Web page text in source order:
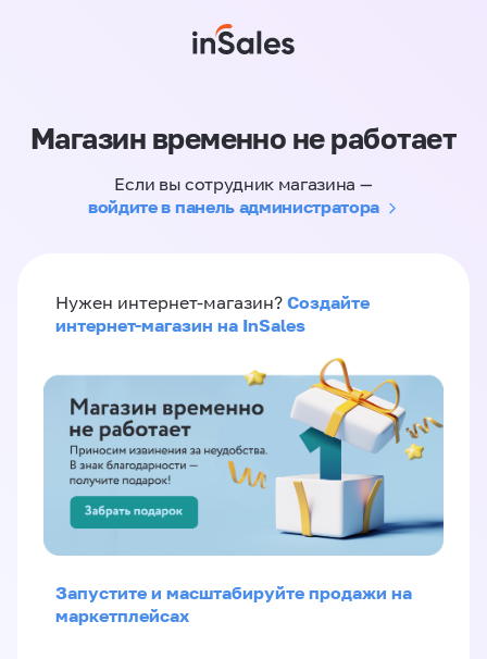
Магазин временно не работает
Если вы сотрудник магазина —
войдите в панель администратора
Нужен интернет-магазин? Создайте
интернет-магазин на InSales
Запустите и масштабируйте продажи на
маркетплейсах